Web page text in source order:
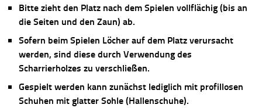
Bitte zieht den Platz nach dem Spielen vollflächig (bis an
die Seiten und den Zaun) ab.
Sofern beim Spielen Löcher auf dem Platz verursacht
werden, sind diese durch Verwendung des
Scharrierholzes zu verschließen.
Gespielt werden kann zunächst lediglich mit profillosen
Schuhen mit glatter Sohle (Hallenschuhe).